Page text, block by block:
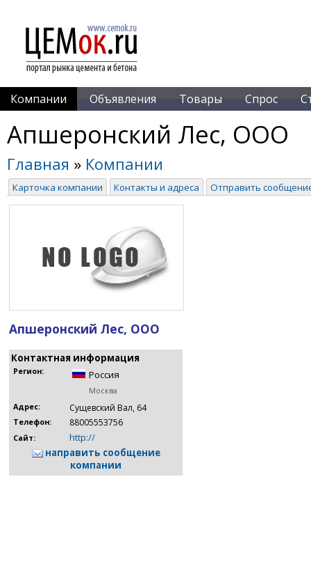
Компании Объявления Товары Спрос
Апшеронский Лес, ООО
Главная » Компании
Карточка компании Контакты и адреса Отправить
Апшеронский Лес, ООО
Контактная информация
Регион: Россия
Москва
Адрес:
Сущевский Вал, 64
Телефон: 88005553756
Сайт:
http://
направить сообщение
компании